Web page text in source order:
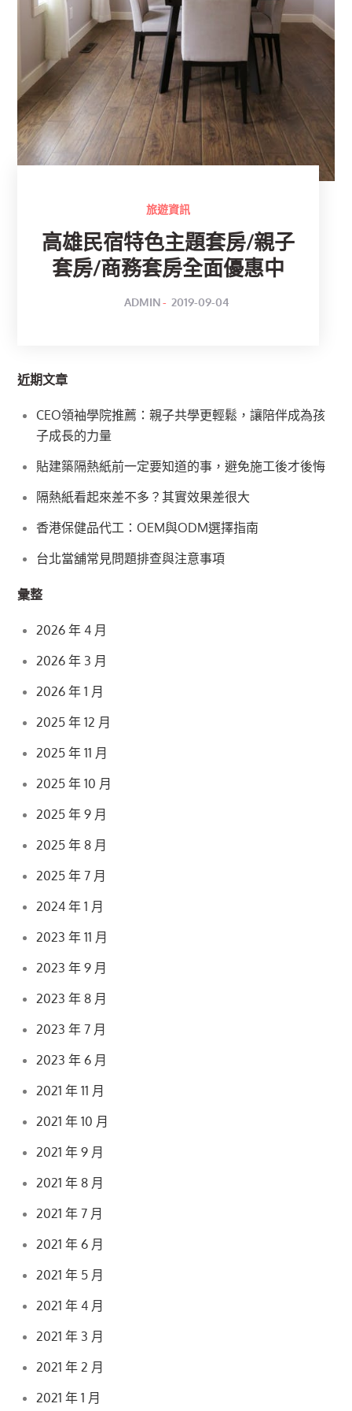
旅遊資訊
高雄民宿特色主題套房/親子
套房/商務套房全面優惠中
ADMIN
POSTED
2019-09-04
近期文章
CEO領袖學院推薦：親子共學更輕鬆，讓陪伴成為孩
子成長的力量
貼建築隔熱紙前一定要知道的事，避免施工後才後悔
隔熱紙看起來差不多？其實效果差很大
香港保健品代工：OEM與ODM選擇指南
台北當舖常見問題排查與注意事項
彙整
2026 年 4 月
2026 年 3 月
2026 年 1 月
2025 年 12 月
2025 年 11 月
2025 年 10 月
2025 年 9 月
2025 年 8 月
2025 年 7 月
2024 年 1 月
2023 年 11 月
2023 年 9 月
2023 年 8 月
2023 年 7 月
2023 年 6 月
2021 年 11 月
2021 年 10 月
2021 年 9 月
2021 年 8 月
2021 年 7 月
2021 年 6 月
2021 年 5 月
2021 年 4 月
2021 年 3 月
2021 年 2 月
2021 年 1 月